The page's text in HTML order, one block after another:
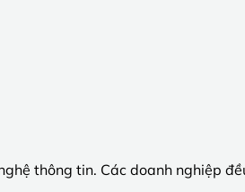
thông tin. Các doanh nghiệp